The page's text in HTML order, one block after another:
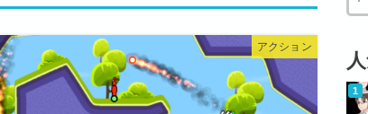
アクション